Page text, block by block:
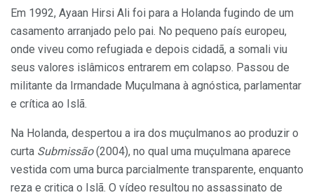
Em 1992, Ayaan Hirsi Ali foi para a Holanda fugindo de um
casamento arranjado pelo pai. No pequeno país europeu,
onde viveu como refugiada e depois cidadã, a somali viu
seus valores islâmicos entrarem em colapso. Passou de
militante da Irmandade Muçulmana à agnóstica, parlamentar
e crítica ao Islã.
Na Holanda, despertou a ira dos muçulmanos ao produzir o
curta Submissão(2004), no qual uma muçulmana aparece
vestida com uma burca parcialmente transparente, enquanto
reza e critica o Islã. O vídeo resultou no assassinato de